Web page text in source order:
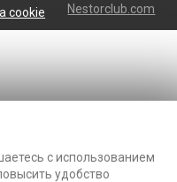
cookie Nestorclub.com
с использованием
удобство